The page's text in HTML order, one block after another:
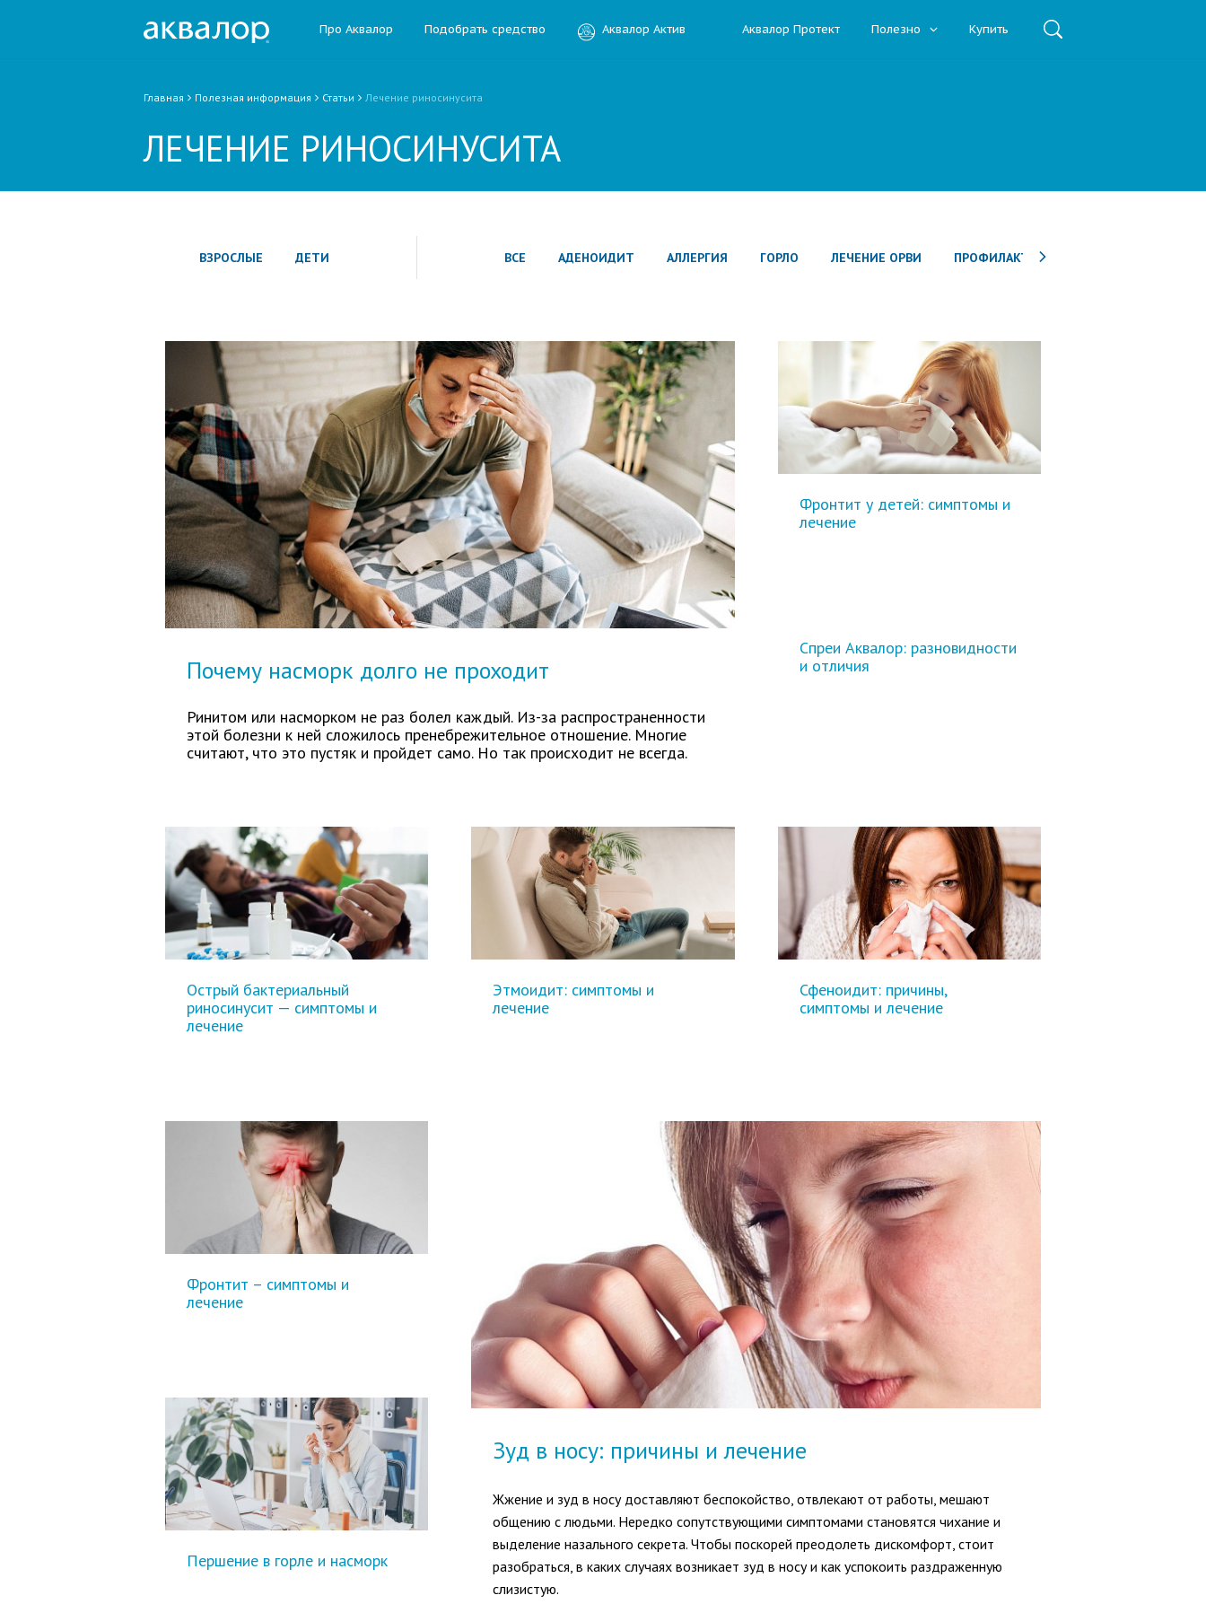
Про Аквалор Подобрать средство Аквалор Актив Аквалор Протект Полезно Купить
Главная Полезная информация Статьи Лечение риносинусита
ЛЕЧЕНИЕ РИНОСИНУСИТА
ВЗРОСЛЫЕ ДЕТИ ВСЕ АДЕНОИДИТ АЛЛЕРГИЯ ГОРЛО ЛЕЧЕНИЕ ОРВИ ПРОФИЛАКТИКА ОРВИ
Почему насморк долго не проходит
Ринитом или насморком не раз болел каждый. Из-за распространенности
этой болезни к ней сложилось пренебрежительное отношение. Многие
считают, что это пустяк и пройдет само. Но так происходит не всегда.
Фронтит у детей: симптомы и
лечение
Спреи Аквалор: разновидности
и отличия
Острый бактериальный
риносинусит — симптомы и
лечение
Этмоидит: симптомы и
лечение
Сфеноидит: причины,
симптомы и лечение
Фронтит – симптомы и
лечение
Першение в горле и насморк
Зуд в носу: причины и лечение
Жжение и зуд в носу доставляют беспокойство, отвлекают от работы, мешают
общению с людьми. Нередко сопутствующими симптомами становятся чихание и
выделение назального секрета. Чтобы поскорей преодолеть дискомфорт, стоит
разобраться, в каких случаях возникает зуд в носу и как успокоить раздраженную
слизистую.